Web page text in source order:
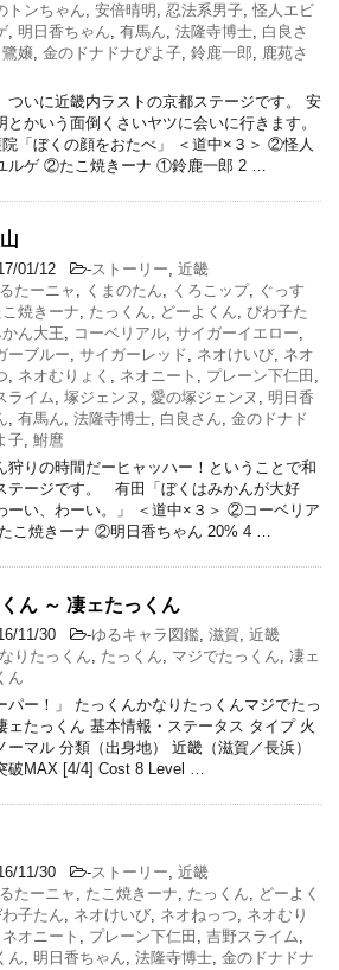
トンちゃん, 安倍晴明 , 忍法系男子, 怪人エビ
, 明日香ちゃん, 有馬ん, 法隆寺博士, 白良さ
鷺嬢, 金のドナドナぴよ子, 鈴鹿一郎, 鹿苑さ
ついに近畿内ラストの京都ステージです。 安
とかいう面倒くさいヤツに会いに行きます。
「ぼくの顔をおたべ」 ＜道中×３＞ ②怪人
ルゲ ②たこ焼きーナ ①鈴鹿一郎 2 …
01/12 -ストーリー, 近畿
たーニャ, くまのたん, くろこップ, ぐっす
こ焼きーナ, たっくん, どーよくん, びわ子た
ん大王, コーベリアル, サイガーイエロー,
ーブルー, サイガーレッド, ネオけいび, ネオ
, ネオむりょく , ネオニート , プレーン下仁田 ,
ライム, 塚ジェンヌ , 愛の塚ジェンヌ , 明日香
, 有馬ん, 法隆寺博士, 白良さん, 金のドナド
子, 鮒麿
狩りの時間だーヒャッハー！ということで和
テージです。 有田「ぼくはみかんが大好
ーい、わーい。」 ＜道中×３＞ ②コーベリア
こ焼きーナ ②明日香ちゃん 20% 4 …
ん ～ 凄ェたっくん
11/30 -ゆるキャラ図鑑, 滋賀, 近畿
りたっくん, たっくん, マジでたっくん, 凄ェ
ん
パー！」 たっくんかなりたっくんマジでたっ
ェたっくん 基本情報・ステータス タイプ 火
ーマル 分類（出身地） 近畿（滋賀／長浜）
破MAX [4/4] Cost 8 Level …
11/30 -ストーリー, 近畿
たーニャ, たこ焼きーナ, たっくん, どーよく
子たん, ネオけいび, ネオねっつ, ネオむり
ネオニート , プレーン下仁田 , 吉野スライム,
ん, 明日香ちゃん, 法隆寺博士, 金のドナドナ